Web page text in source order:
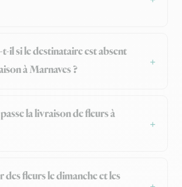
t-il si le destinataire est absent
à Marnaves ?
la livraison de fleurs à
fleurs le dimanche et les